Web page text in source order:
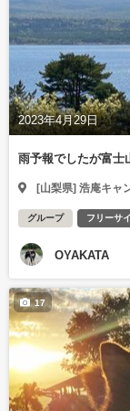
2023年4月29日
雨予報でしたが富士
[山梨県] 浩庵キャ
グループ フリーサ
OYAKATA
17